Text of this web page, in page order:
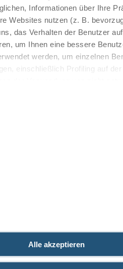
Informationen über Ihre
Websites nutzen (z. B.
das Verhalten der Benutzer
um Ihnen eine bessere
werden, um einzelnen
einschließlich Profiling auf
Cookies zu verwenden, indem
Alle akzeptieren